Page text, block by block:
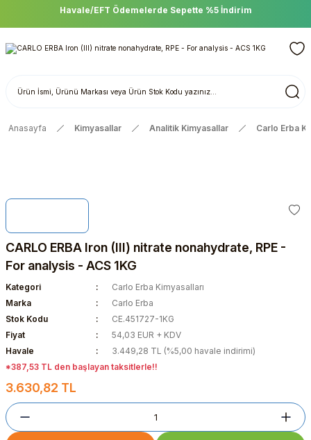
Havale/EFT Ödemelerde Sepette %5 İndirim
Anasayfa Kimyasallar Analitik Kimyasallar Carlo Erba
CARLO ERBA Iron (III) nitrate nonahydrate, RPE -
For analysis - ACS 1KG
Kategori
Carlo Erba Kimyasalları
Marka
Carlo Erba
Stok Kodu
CE.451727-1KG
Fiyat
54,03 EUR + KDV
Havale
3.449,28 TL (%5,00 havale indirimi)
*387,53 TL den başlayan taksitlerle!!
3.630,82 TL